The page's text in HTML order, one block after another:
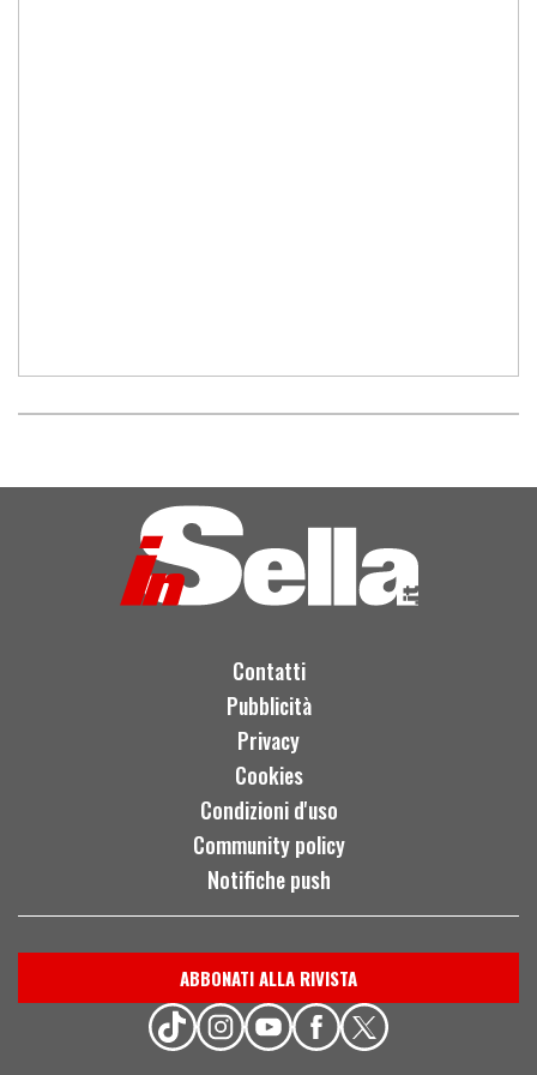
Contatti
Pubblicità
Privacy
Cookies
Condizioni d'uso
Community policy
Notifiche push
ABBONATI ALLA RIVISTA